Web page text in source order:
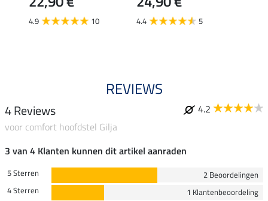
4.9 10 4.4 5
REVIEWS
4 Reviews
4.2
voor comfort hoofdstel Gilja
3 van 4 Klanten kunnen dit artikel aanraden
5 Sterren
2 Beoordelingen
4 Sterren
1 Klantenbeoordeling